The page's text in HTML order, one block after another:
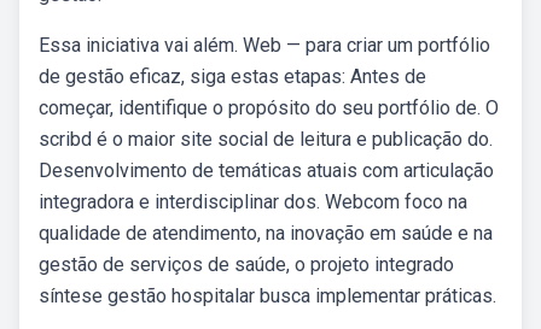
Essa iniciativa vai além. Web — para criar um portfólio
de gestão eficaz, siga estas etapas: Antes de
começar, identifique o propósito do seu portfólio de. O
scribd é o maior site social de leitura e publicação do.
Desenvolvimento de temáticas atuais com articulação
integradora e interdisciplinar dos. Webcom foco na
qualidade de atendimento, na inovação em saúde e na
gestão de serviços de saúde, o projeto integrado
síntese gestão hospitalar busca implementar práticas.